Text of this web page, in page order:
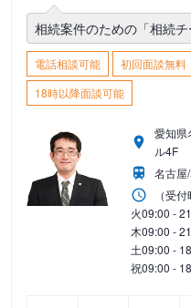
相続案件のための「相続
電話相談可能 初回面談無料
18時以降面談可能
愛知県
ル4F
名古屋
（受付
火09:00 -
木09:00 -
土09:00 -
祝09:00 -